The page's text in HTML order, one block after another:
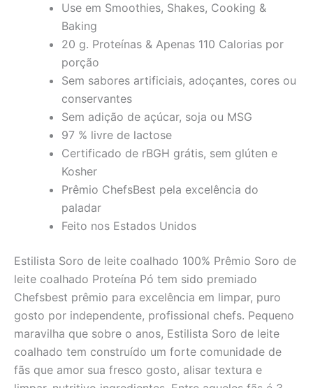
Use em Smoothies, Shakes, Cooking &
Baking
20 g. Proteínas & Apenas 110 Calorias por
porção
Sem sabores artificiais, adoçantes, cores ou
conservantes
Sem adição de açúcar, soja ou MSG
97 % livre de lactose
Certificado de rBGH grátis, sem glúten e
Kosher
Prêmio ChefsBest pela excelência do
paladar
Feito nos Estados Unidos
Estilista Soro de leite coalhado 100% Prêmio Soro de
leite coalhado Proteína Pó tem sido premiado
Chefsbest prêmio para excelência em limpar, puro
gosto por independente, profissional chefs. Pequeno
maravilha que sobre o anos, Estilista Soro de leite
coalhado tem construído um forte comunidade de
fãs que amor sua fresco gosto, alisar textura e